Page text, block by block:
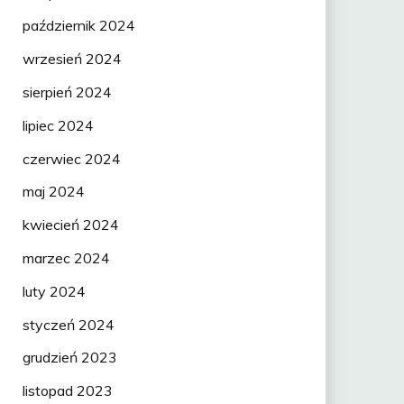
październik 2024
wrzesień 2024
sierpień 2024
lipiec 2024
czerwiec 2024
maj 2024
kwiecień 2024
marzec 2024
luty 2024
styczeń 2024
grudzień 2023
listopad 2023